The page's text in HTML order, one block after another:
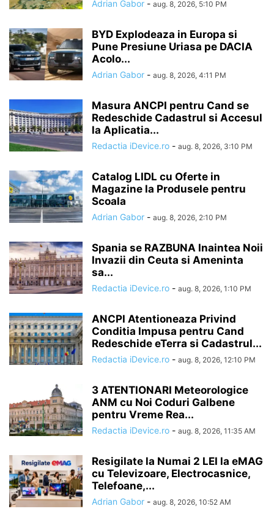
Adrian Gabor - aug. 8, 2026, 5:10 PM
BYD Explodeaza in Europa si
Pune Presiune Uriasa pe DACIA
Acolo...
Adrian Gabor - aug. 8, 2026, 4:11 PM
Masura ANCPI pentru Cand se
Redeschide Cadastrul si Accesul
la Aplicatia...
Redactia iDevice.ro - aug. 8, 2026, 3:10 PM
Catalog LIDL cu Oferte in
Magazine la Produsele pentru
Scoala
Adrian Gabor - aug. 8, 2026, 2:10 PM
Spania se RAZBUNA Inaintea Noii
Invazii din Ceuta si Ameninta
sa...
Redactia iDevice.ro - aug. 8, 2026, 1:10 PM
ANCPI Atentioneaza Privind
Conditia Impusa pentru Cand
Redeschide eTerra si Cadastrul...
Redactia iDevice.ro - aug. 8, 2026, 12:10 PM
3 ATENTIONARI Meteorologice
ANM cu Noi Coduri Galbene
pentru Vreme Rea...
Redactia iDevice.ro - aug. 8, 2026, 11:35 AM
Resigilate la Numai 2 LEI la eMAG
cu Televizoare, Electrocasnice,
Telefoane,...
Adrian Gabor - aug. 8, 2026, 10:52 AM